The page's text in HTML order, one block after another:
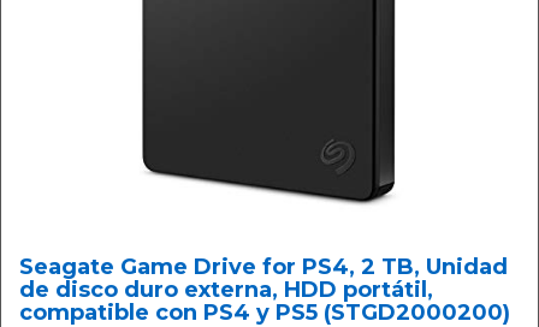
Seagate Game Drive for PS4, 2 TB, Unidad
de disco duro externa, HDD portátil,
compatible con PS4 y PS5 (STGD2000200)